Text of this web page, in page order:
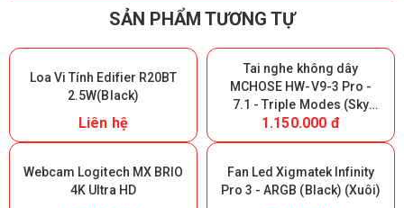
SẢN PHẨM TƯƠNG TỰ
Loa Vi Tính Edifier R20BT
2.5W(Black)
Liên hệ
Tai nghe không dây
MCHOSE HW-V9-3 Pro -
7.1 - Triple Modes (Sky
White) (Giữ lại Box để bảo
hành)
1.150.000 đ
Webcam Logitech MX BRIO
4K Ultra HD
Fan Led Xigmatek Infinity
Pro 3 - ARGB (Black) (Xuôi)